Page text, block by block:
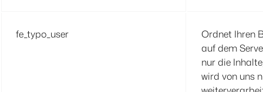
fe_typo_user
Ordnet Ihren
auf dem
nur die
wird von uns